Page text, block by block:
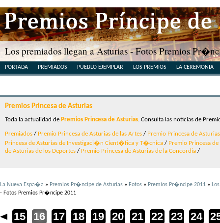
Los premiados llegan a Asturias - Fotos Premios
PORTADA PREMIADOS PUEBLO EJEMPLAR LOS PREMIOS LA CEREMONIA
Premios Princesa de Asturias
Toda la actualidad de Premios Princesa de Asturias. Consulta las noticias de
Premiados / Premio Princesa de Asturias de las Artes / Premio Princesa de
Princesa de Asturias de Investigaci�n Cient�fica y T�cnica / Premio Princesa
de Asturias de los Deportes / Premio Princesa de Asturias de la Concordia /
La Nueva Espa�a » Premios Pr�ncipe de Asturias » Fotos » Premios Pr�ncipe 2011 »
- Fotos Premios Pr�ncipe 2011
15 16 17 18 19 20 21 22 23 24